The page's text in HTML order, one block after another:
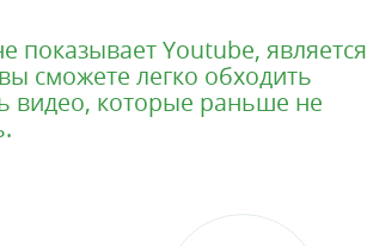
Youtube, является
сможете легко обходить
видео, которые раньше не